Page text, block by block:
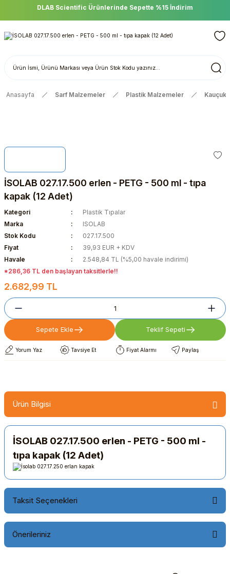
DLAB Scientific Ürünlerinde Sepette %15 İndirim
Anasayfa Sarf Malzemeler Plastik Malzemeler
İSOLAB 027.17.500 erlen - PETG - 500 ml - tıpa
kapak (12 Adet)
Kategori
Plastik Tıpalar
Marka
ISOLAB
Stok Kodu
027.17.500
Fiyat
39,93 EUR + KDV
Havale
2.548,84 TL (%5,00 havale indirimi)
*286,36 TL den başlayan taksitlerle!!
2.682,99 TL
Sepete Ekle Teklif Sepeti
Yorum Yaz Tavsiye Et Fiyat Alarmı Paylaş
Ürün Bilgisi
İSOLAB 027.17.500 erlen - PETG - 500 ml -
tıpa kapak (12 Adet)
Taksit Seçenekleri
Önerileriniz